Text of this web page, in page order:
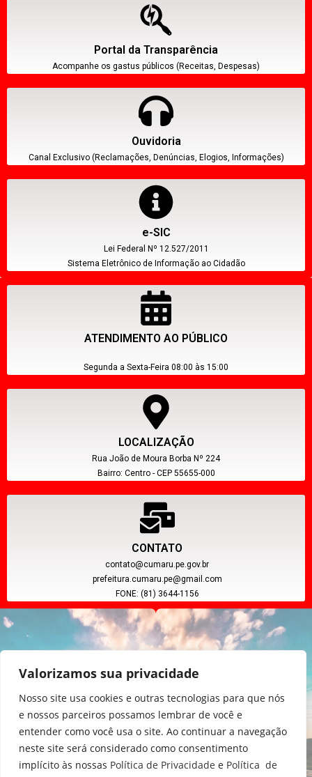
Valorizamos sua privacidade
Nosso site usa cookies e outras tecnologias para que nós
e nossos parceiros possamos lembrar de você e
entender como você usa o site. Ao continuar a navegação
neste site será considerado como consentimento
implícito às nossas Política de Privacidade e Política de
Portal da Transparência
Acompanhe os gastus públicos (Receitas, Despesas)
Ouvidoria
Canal Exclusivo (Reclamações, Denúncias, Elogios, Informações)
e-SIC
Lei Federal Nº 12.527/2011
Sistema Eletrônico de Informação ao Cidadão
ATENDIMENTO AO PÚBLICO
Segunda a Sexta-Feira 08:00 às 15:00
LOCALIZAÇÃO
Rua João de Moura Borba Nº 224
Bairro: Centro - CEP 55655-000
CONTATO
contato@cumaru.pe.gov.br
prefeitura.cumaru.pe@gmail.com
FONE: (81) 3644-1156
CNPJ: 11.097.391/0001-20